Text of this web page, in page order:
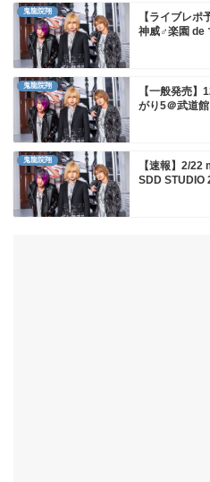
鬼龍院翔
【ライブレ
神威♂楽園 de
鬼龍院翔
【一般発売
がり5＠武道
鬼龍院翔
【速報】2/
SDD STUDIO